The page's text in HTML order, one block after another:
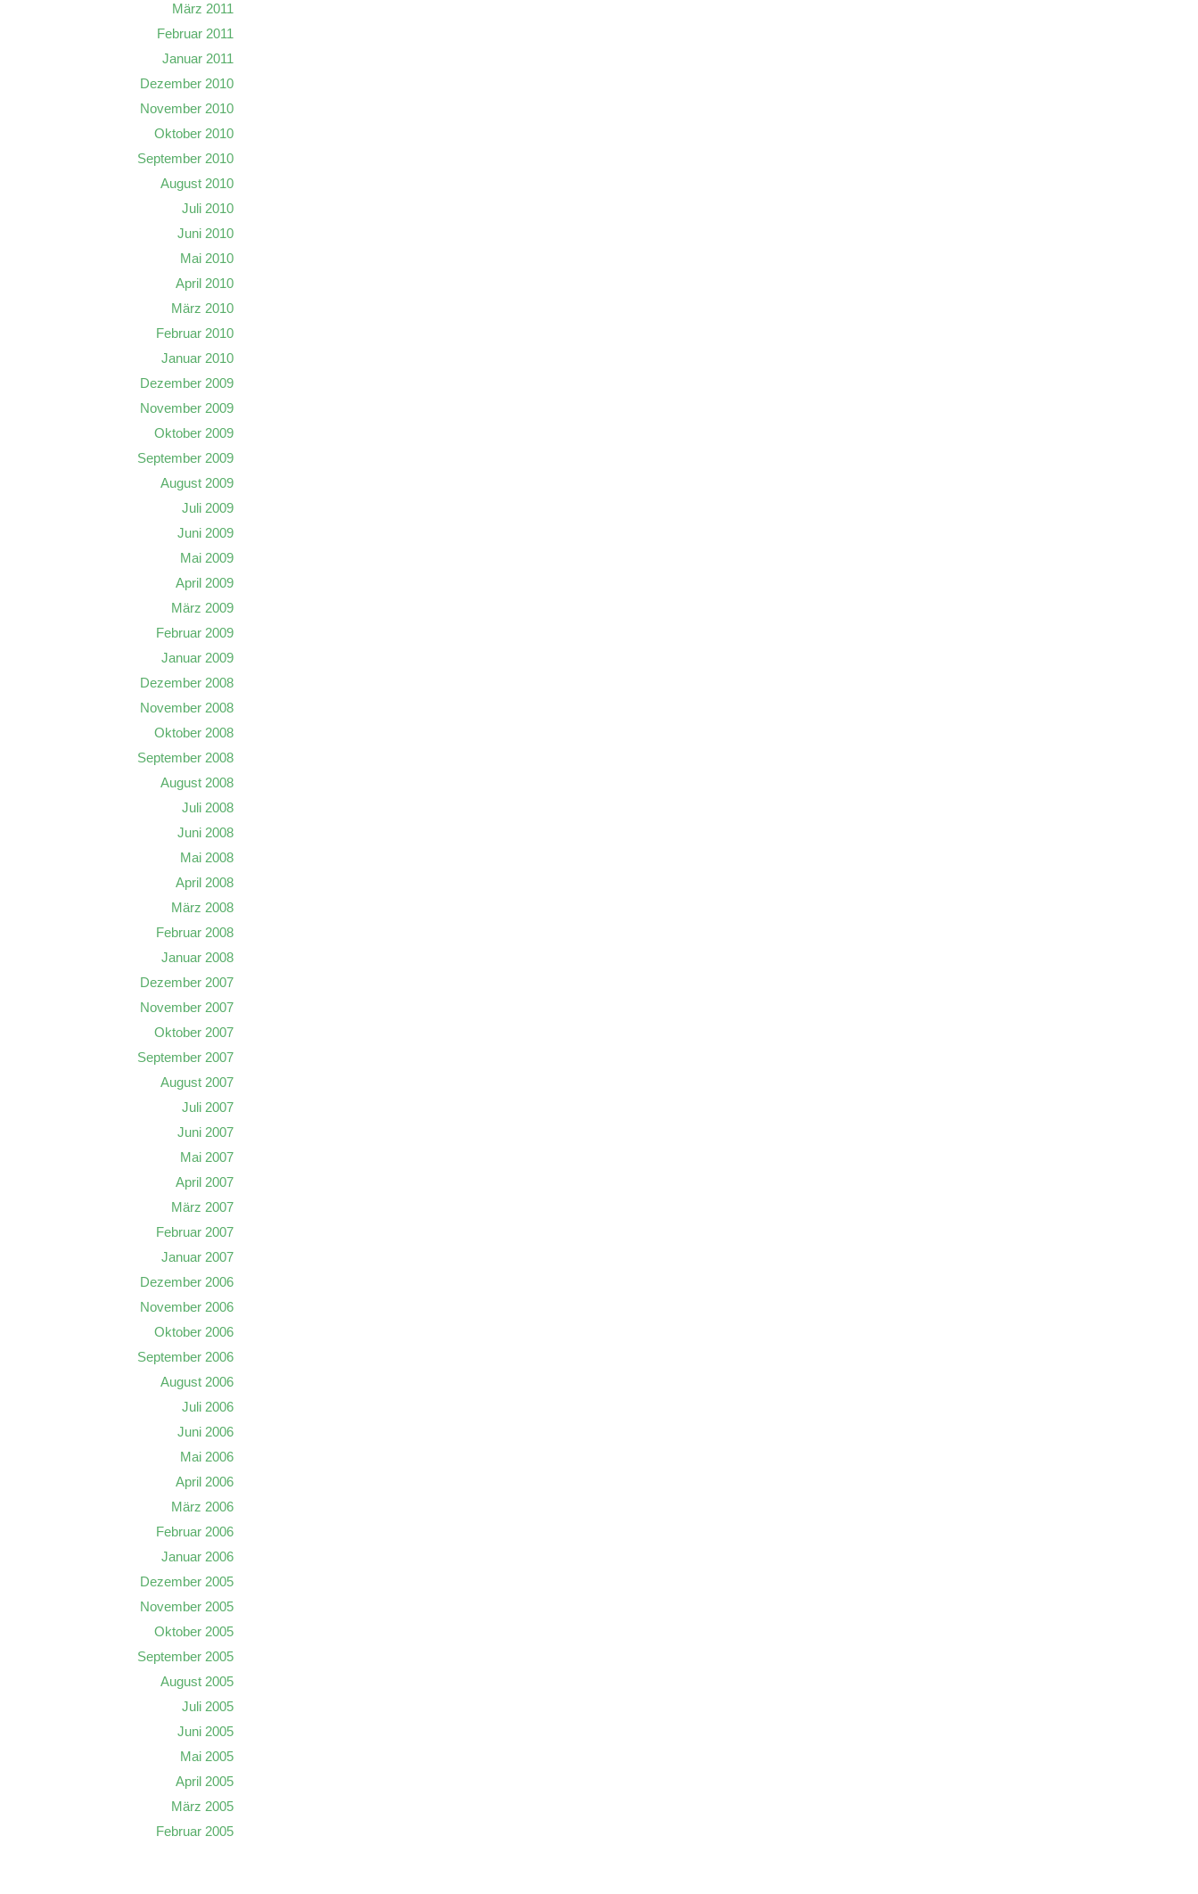
März 2011
Februar 2011
Januar 2011
Dezember 2010
November 2010
Oktober 2010
September 2010
August 2010
Juli 2010
Juni 2010
Mai 2010
April 2010
März 2010
Februar 2010
Januar 2010
Dezember 2009
November 2009
Oktober 2009
September 2009
August 2009
Juli 2009
Juni 2009
Mai 2009
April 2009
März 2009
Februar 2009
Januar 2009
Dezember 2008
November 2008
Oktober 2008
September 2008
August 2008
Juli 2008
Juni 2008
Mai 2008
April 2008
März 2008
Februar 2008
Januar 2008
Dezember 2007
November 2007
Oktober 2007
September 2007
August 2007
Juli 2007
Juni 2007
Mai 2007
April 2007
März 2007
Februar 2007
Januar 2007
Dezember 2006
November 2006
Oktober 2006
September 2006
August 2006
Juli 2006
Juni 2006
Mai 2006
April 2006
März 2006
Februar 2006
Januar 2006
Dezember 2005
November 2005
Oktober 2005
September 2005
August 2005
Juli 2005
Juni 2005
Mai 2005
April 2005
März 2005
Februar 2005